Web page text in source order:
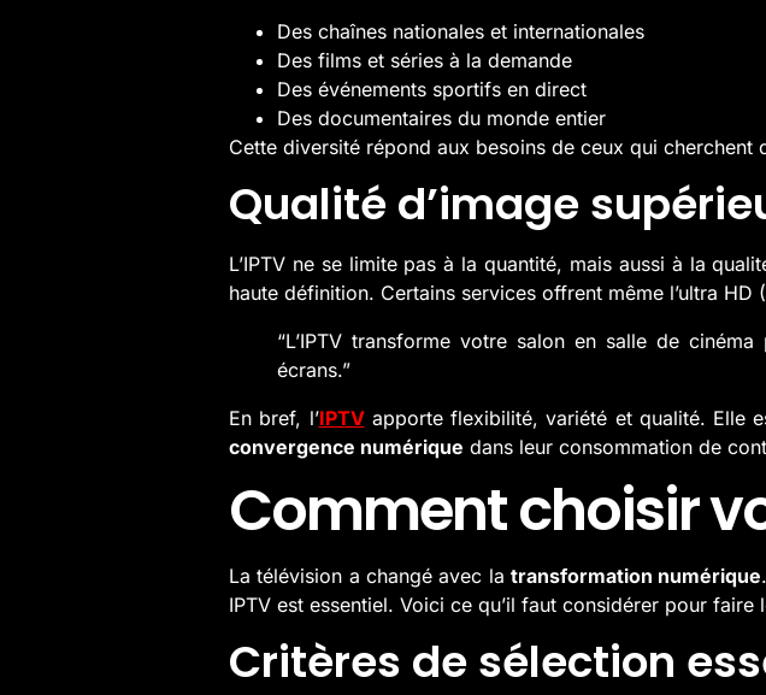
Des chaînes nationales et internationales
Des films et séries à la demande
Des événements sportifs en direct
Des documentaires du monde entier
Cette diversité répond aux besoins de ceux qui cherchent
Qualité d’image
L’IPTV ne se limite pas à la quantité, mais aussi à la
haute définition. Certains services offrent même l’ultra
“L’IPTV transforme votre salon en salle de
écrans.”
En bref, l’IPTVapporte flexibilité, variété et qualité. Elle
convergence numérique dans leur consommation de
Comment choisir
La télévision a changé avec latransformation numérique
IPTV est essentiel. Voici ce qu’il faut considérer pour faire
Critères de sélection